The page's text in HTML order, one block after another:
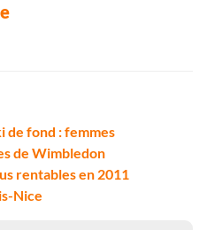
de fond : femmes
de Wimbledon
rentables en 2011
Nice